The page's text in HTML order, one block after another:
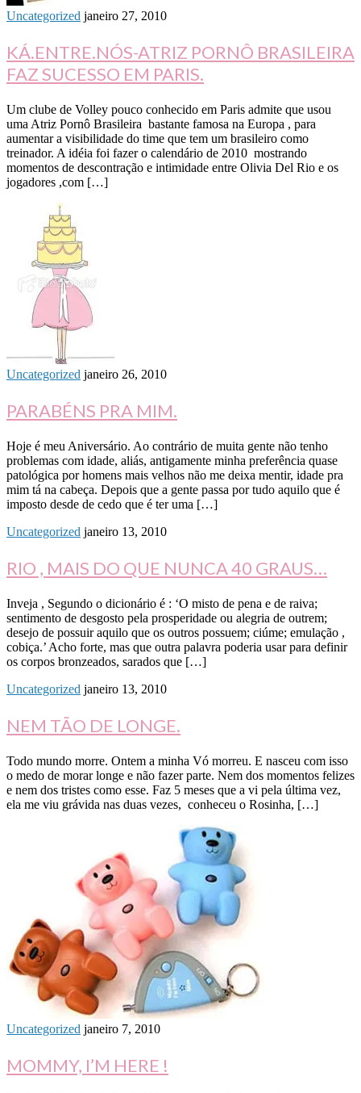
Uncategorized janeiro 27, 2010
KÁ.ENTRE.NÓS-ATRIZ PORNÔ BRASILEIRA
FAZ SUCESSO EM PARIS.
Um clube de Volley pouco conhecido em Paris admite que usou
uma Atriz Pornô Brasileira bastante famosa na Europa , para
aumentar a visibilidade do time que tem um brasileiro como
treinador. A idéia foi fazer o calendário de 2010 mostrando
momentos de descontração e intimidade entre Olivia Del Rio e os
jogadores ,com […]
Uncategorized janeiro 26, 2010
PARABÉNS PRA MIM.
Hoje é meu Aniversário. Ao contrário de muita gente não tenho
problemas com idade, aliás, antigamente minha preferência quase
patológica por homens mais velhos não me deixa mentir, idade pra
mim tá na cabeça. Depois que a gente passa por tudo aquilo que é
imposto desde de cedo que é ter uma […]
Uncategorized janeiro 13, 2010
RIO , MAIS DO QUE NUNCA 40 GRAUS…
Inveja , Segundo o dicionário é : ‘O misto de pena e de raiva;
sentimento de desgosto pela prosperidade ou alegria de outrem;
desejo de possuir aquilo que os outros possuem; ciúme; emulação ,
cobiça.’ Acho forte, mas que outra palavra poderia usar para definir
os corpos bronzeados, sarados que […]
Uncategorized janeiro 13, 2010
NEM TÃO DE LONGE.
Todo mundo morre. Ontem a minha Vó morreu. E nasceu com isso
o medo de morar longe e não fazer parte. Nem dos momentos felizes
e nem dos tristes como esse. Faz 5 meses que a vi pela última vez,
ela me viu grávida nas duas vezes, conheceu o Rosinha, […]
Uncategorized janeiro 7, 2010
MOMMY, I’M HERE !